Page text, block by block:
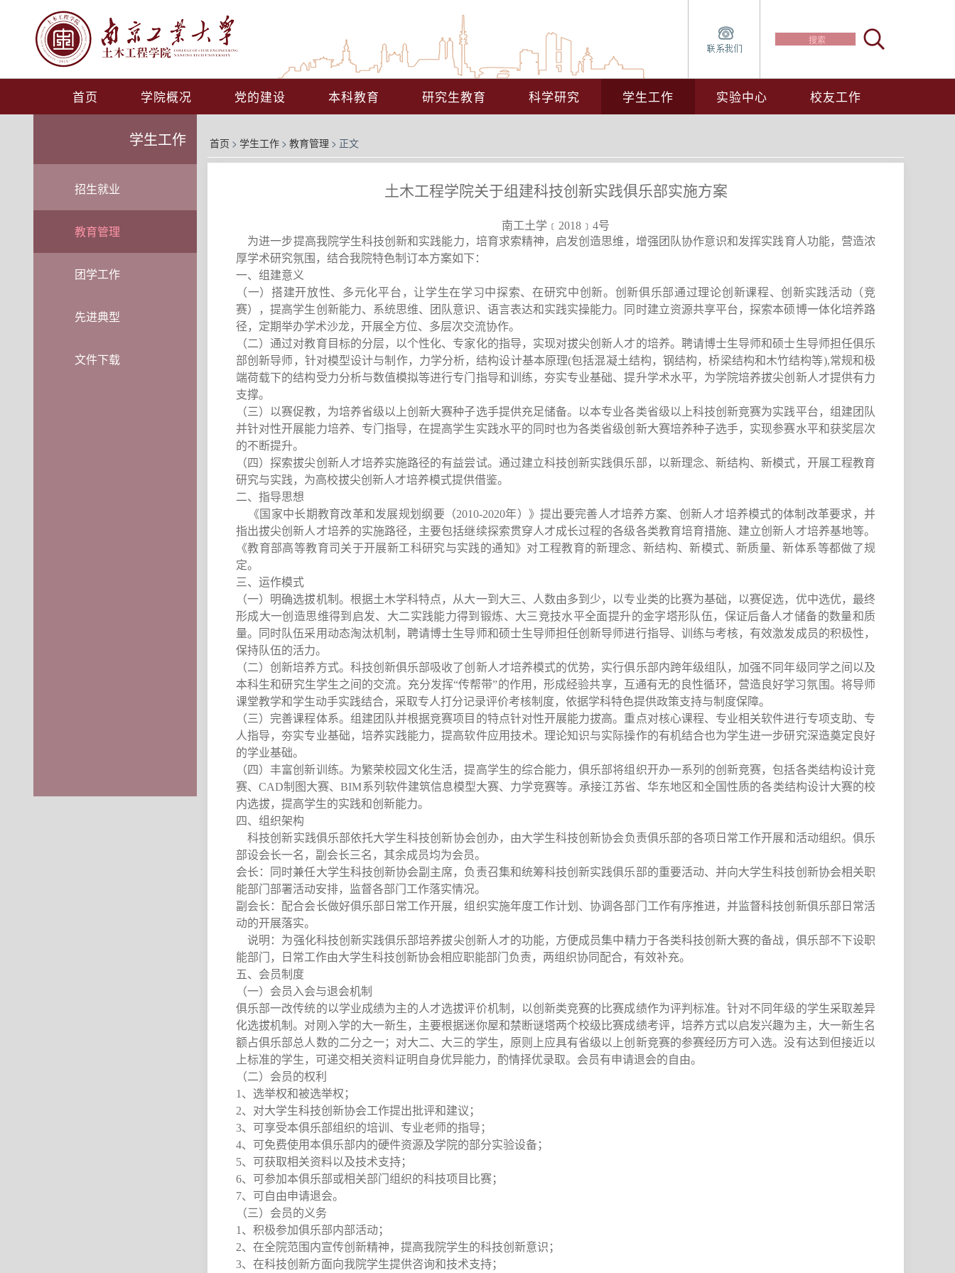
首页 学院概况 党的建设 本科教育 研究生教育 科学研究 学生工作 实验中心 校友工作
学生工作
招生就业
教育管理
团学工作
先进典型
文件下载
首页 > 学生工作 > 教育管理 > 正文
土木工程学院关于组建科技创新实践俱乐部实施方案
南工土学﹝2018﹞4号
为进一步提高我院学生科技创新和实践能力，培育求索精神，启发创造思维，增强团队协作意识和发挥实践育人功能，营造浓
厚学术研究氛围，结合我院特色制订本方案如下：
一、组建意义
（一）搭建开放性、多元化平台，让学生在学习中探索、在研究中创新。创新俱乐部通过理论创新课程、创新实践活动（竞
赛），提高学生创新能力、系统思维、团队意识、语言表达和实践实操能力。同时建立资源共享平台，探索本硕博一体化培养路
径，定期举办学术沙龙，开展全方位、多层次交流协作。
（二）通过对教育目标的分层，以个性化、专家化的指导，实现对拔尖创新人才的培养。聘请博士生导师和硕士生导师担任俱乐
部创新导师，针对模型设计与制作，力学分析，结构设计基本原理(包括混凝土结构，钢结构，桥梁结构和木竹结构等),常规和极
端荷载下的结构受力分析与数值模拟等进行专门指导和训练，夯实专业基础、提升学术水平，为学院培养拔尖创新人才提供有力
支撑。
（三）以赛促教，为培养省级以上创新大赛种子选手提供充足储备。以本专业各类省级以上科技创新竞赛为实践平台，组建团队
并针对性开展能力培养、专门指导，在提高学生实践水平的同时也为各类省级创新大赛培养种子选手，实现参赛水平和获奖层次
的不断提升。
（四）探索拔尖创新人才培养实施路径的有益尝试。通过建立科技创新实践俱乐部，以新理念、新结构、新模式，开展工程教育
研究与实践，为高校拔尖创新人才培养模式提供借鉴。
二、指导思想
《国家中长期教育改革和发展规划纲要（2010-2020年）》提出要完善人才培养方案、创新人才培养模式的体制改革要求，并
指出拔尖创新人才培养的实施路径，主要包括继续探索贯穿人才成长过程的各级各类教育培育措施、建立创新人才培养基地等。
《教育部高等教育司关于开展新工科研究与实践的通知》对工程教育的新理念、新结构、新模式、新质量、新体系等都做了规
定。
三、运作模式
（一）明确选拔机制。根据土木学科特点，从大一到大三、人数由多到少，以专业类的比赛为基础，以赛促选，优中选优，最终
形成大一创造思维得到启发、大二实践能力得到锻炼、大三竞技水平全面提升的金字塔形队伍，保证后备人才储备的数量和质
量。同时队伍采用动态淘汰机制，聘请博士生导师和硕士生导师担任创新导师进行指导、训练与考核，有效激发成员的积极性，
保持队伍的活力。
（二）创新培养方式。科技创新俱乐部吸收了创新人才培养模式的优势，实行俱乐部内跨年级组队，加强不同年级同学之间以及
本科生和研究生学生之间的交流。充分发挥“传帮带”的作用，形成经验共享，互通有无的良性循环，营造良好学习氛围。将导师
课堂教学和学生动手实践结合，采取专人打分记录评价考核制度，依据学科特色提供政策支持与制度保障。
（三）完善课程体系。组建团队并根据竞赛项目的特点针对性开展能力拔高。重点对核心课程、专业相关软件进行专项支助、专
人指导，夯实专业基础，培养实践能力，提高软件应用技术。理论知识与实际操作的有机结合也为学生进一步研究深造奠定良好
的学业基础。
（四）丰富创新训练。为繁荣校园文化生活，提高学生的综合能力，俱乐部将组织开办一系列的创新竞赛，包括各类结构设计竞
赛、CAD制图大赛、BIM系列软件建筑信息模型大赛、力学竞赛等。承接江苏省、华东地区和全国性质的各类结构设计大赛的校
内选拔，提高学生的实践和创新能力。
四、组织架构
科技创新实践俱乐部依托大学生科技创新协会创办，由大学生科技创新协会负责俱乐部的各项日常工作开展和活动组织。俱乐
部设会长一名，副会长三名，其余成员均为会员。
会长：同时兼任大学生科技创新协会副主席，负责召集和统筹科技创新实践俱乐部的重要活动、并向大学生科技创新协会相关职
能部门部署活动安排，监督各部门工作落实情况。
副会长：配合会长做好俱乐部日常工作开展，组织实施年度工作计划、协调各部门工作有序推进，并监督科技创新俱乐部日常活
动的开展落实。
说明：为强化科技创新实践俱乐部培养拔尖创新人才的功能，方便成员集中精力于各类科技创新大赛的备战，俱乐部不下设职
能部门，日常工作由大学生科技创新协会相应职能部门负责，两组织协同配合，有效补充。
五、会员制度
（一）会员入会与退会机制
俱乐部一改传统的以学业成绩为主的人才选拔评价机制，以创新类竞赛的比赛成绩作为评判标准。针对不同年级的学生采取差异
化选拔机制。对刚入学的大一新生，主要根据迷你屋和禁断谜塔两个校级比赛成绩考评，培养方式以启发兴趣为主，大一新生名
额占俱乐部总人数的二分之一；对大二、大三的学生，原则上应具有省级以上创新竞赛的参赛经历方可入选。没有达到但接近以
上标准的学生，可递交相关资料证明自身优异能力，酌情择优录取。会员有申请退会的自由。
（二）会员的权利
1、选举权和被选举权；
2、对大学生科技创新协会工作提出批评和建议；
3、可享受本俱乐部组织的培训、专业老师的指导；
4、可免费使用本俱乐部内的硬件资源及学院的部分实验设备；
5、可获取相关资料以及技术支持；
6、可参加本俱乐部或相关部门组织的科技项目比赛；
7、可自由申请退会。
（三）会员的义务
1、积极参加俱乐部内部活动；
2、在全院范围内宣传创新精神，提高我院学生的科技创新意识；
3、在科技创新方面向我院学生提供咨询和技术支持；